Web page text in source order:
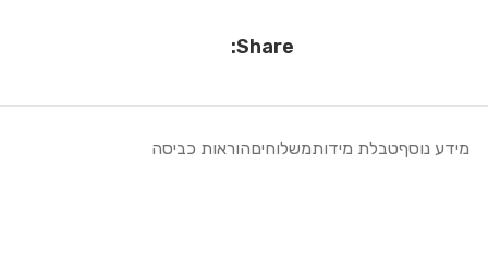
Share:
מידע נוסףטבלת מידותמשלוחיםהוראות כביסה